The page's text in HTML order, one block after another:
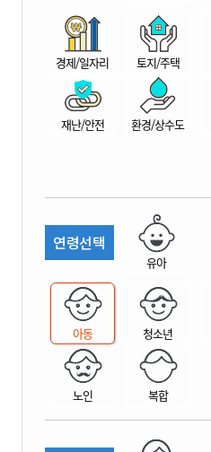
산
경제/일자리 토지/주택
재난/안전 환경/상수도
연령선택
유아
아동 청소년
노인 복합